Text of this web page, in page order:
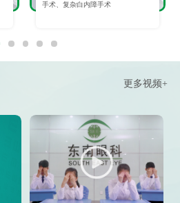
手术、复杂白内障手术
更多视频+